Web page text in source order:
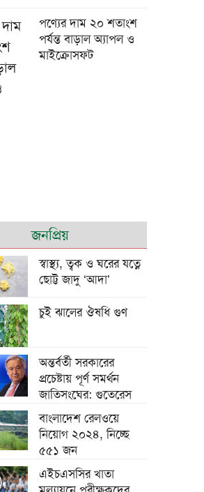
পণ্যের দাম ২০ শতাংশ
পর্যন্ত বাড়াল অ্যাপল ও
মাইক্রোসফট
শি জিনপিংয়ের সঙ্গে
তারেক রহমানের
শুভেচ্ছা বিনিময়
পাউরুটি ফ্রিজে রাখলে
পুষ্টিগুণ নষ্ট হয়?
চট্টগ্রামে মসজিদে চুরি
হওয়া পৌনে ২ লাখ
টাকাসহ আটক ২
জনপ্রিয়
স্বাস্থ্য, ত্বক ও ঘরের যত্নে
ছোট্ট জাদু ‘আদা’
চুই ঝালের ঔষধি গুণ
অন্তর্বর্তী সরকারের
প্রচেষ্টায় পূর্ণ সমর্থন
জাতিসংঘের: গুতেরেস
বাংলাদেশ রেলওয়ে
নিয়োগ ২০২৪, নিচ্ছে
৫৫১ জন
এইচএসসির খাতা